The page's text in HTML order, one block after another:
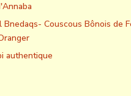
Couscous Bônois de
authentique